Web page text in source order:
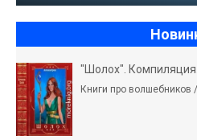
"Шолох".
Книги про волшебников